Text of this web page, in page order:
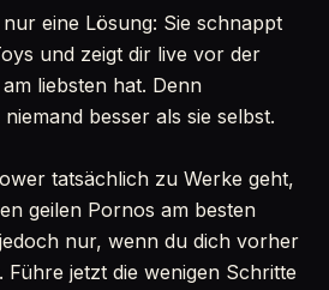
eine Lösung: Sie schnappt
und zeigt dir live vor der
liebsten hat. Denn
besser als sie selbst.
tatsächlich zu Werke geht,
geilen Pornos am besten
nur, wenn du dich vorher
Führe jetzt die wenigen Schritte